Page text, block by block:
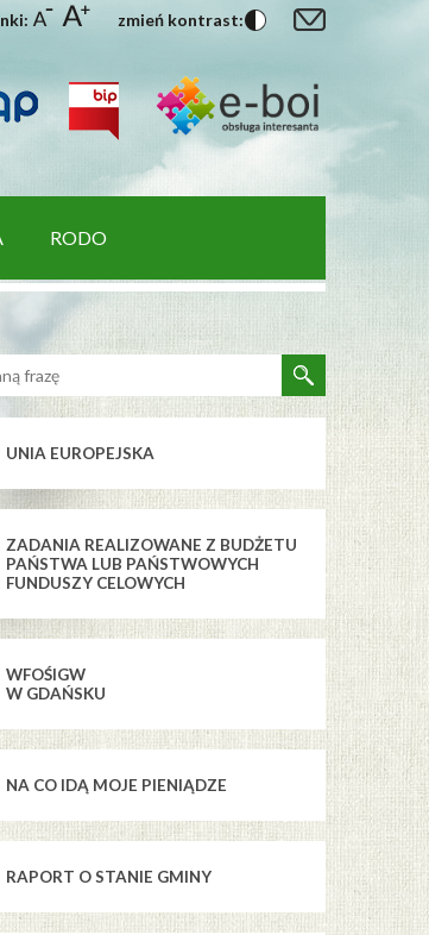
zmień kontrast:
RODO
UNIA EUROPEJSKA
ZADANIA REALIZOWANE Z BUDŻETU
PAŃSTWA LUB PAŃSTWOWYCH
FUNDUSZY CELOWYCH
WFOŚIGW
W GDAŃSKU
NA CO IDĄ MOJE PIENIĄDZE
RAPORT O STANIE GMINY